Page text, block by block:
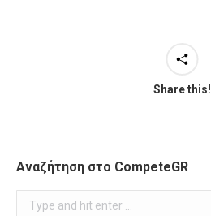
Share this!
Αναζήτηση στο CompeteGR
Search: